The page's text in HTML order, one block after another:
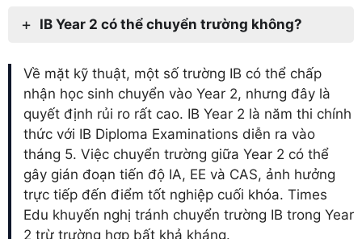
IB Year 2 có thể chuyển trường không?
Về mặt kỹ thuật, một số trường IB có thể chấp
nhận học sinh chuyển vào Year 2, nhưng đây là
quyết định rủi ro rất cao. IB Year 2 là năm thi chính
thức với IB Diploma Examinations diễn ra vào
tháng 5. Việc chuyển trường giữa Year 2 có thể
gây gián đoạn tiến độ IA, EE và CAS, ảnh hưởng
trực tiếp đến điểm tốt nghiệp cuối khóa. Times
Edu khuyến nghị tránh chuyển trường IB trong Year
2 trừ trường hợp bất khả kháng.